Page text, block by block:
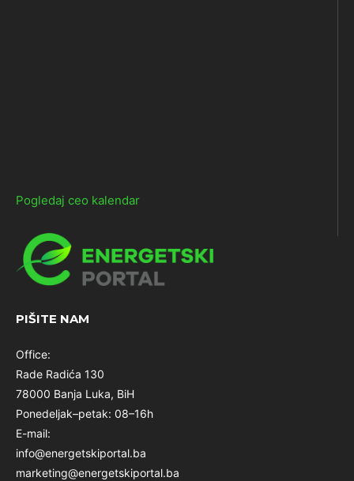
Pogledaj ceo kalendar
PIŠITE NAM
Office:
Rade Radića 130
78000 Banja Luka, BiH
Ponedeljak–petak: 08–16h
E-mail:
info@energetskiportal.ba
marketing@energetskiportal.ba